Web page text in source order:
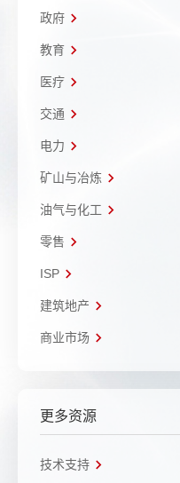
政府
教育
医疗
交通
电力
矿山与冶炼
油气与化工
零售
ISP
建筑地产
商业市场
更多资源
技术支持